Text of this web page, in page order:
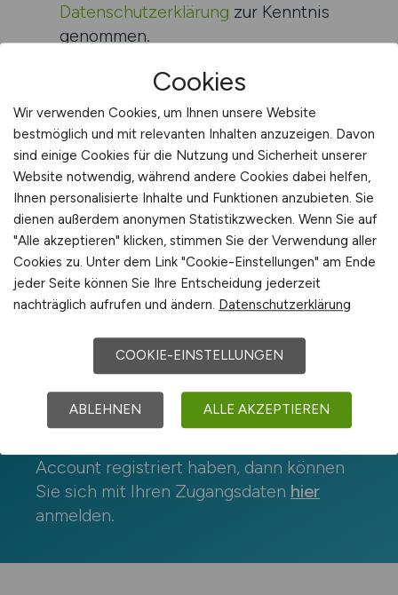
Datenschutzerklärung zur Kenntnis
genommen.
Angaben zur Beantwortung meiner
Anfrage elektronisch erhoben und
gespeichert werden.
Jobfinder-Account erstellen
*Pflichtfelder
Bereits registriert?
Account registriert haben, dann können
Sie sich mit Ihren Zugangsdaten hier
anmelden.
Cookies
Wir verwenden Cookies, um Ihnen unsere Website
bestmöglich und mit relevanten Inhalten anzuzeigen. Davon
sind einige Cookies für die Nutzung und Sicherheit unserer
Website notwendig, während andere Cookies dabei helfen,
Ihnen personalisierte Inhalte und Funktionen anzubieten. Sie
dienen außerdem anonymen Statistikzwecken. Wenn Sie auf
"Alle akzeptieren" klicken, stimmen Sie der Verwendung aller
Cookies zu. Unter dem Link "Cookie-Einstellungen" am Ende
jeder Seite können Sie Ihre Entscheidung jederzeit
nachträglich aufrufen und ändern. Datenschutzerklärung
COOKIE-EINSTELLUNGEN
ABLEHNEN ALLE AKZEPTIEREN